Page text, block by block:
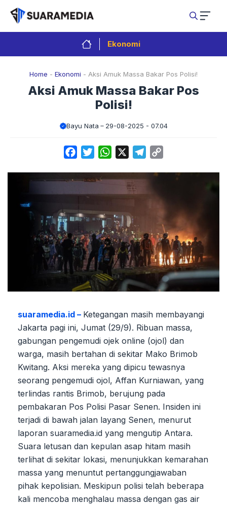
Langsung
isi
Ekonomi
Home - Ekonomi - Aksi Amuk Massa Bakar Pos Polisi!
Aksi Amuk Massa Bakar Pos
Polisi!
Bayu Nata 29-08-2025 - 07.04
FacebookTwitterWhatsApp Telegram
suaramedia.id – Ketegangan masih membayangi
Jakarta pagi ini, Jumat (29/9). Ribuan massa,
gabungan pengemudi ojek online (ojol) dan
warga, masih bertahan di sekitar Mako Brimob
Kwitang. Aksi mereka yang dipicu tewasnya
seorang pengemudi ojol, Affan Kurniawan, yang
terlindas rantis Brimob, berujung pada
pembakaran Pos Polisi Pasar Senen. Insiden ini
terjadi di bawah jalan layang Senen, menurut
laporan suaramedia.id yang mengutip Antara.
Suara letusan dan kepulan asap hitam masih
terlihat di sekitar lokasi, menunjukkan kemarahan
massa yang menuntut pertanggungjawaban
pihak kepolisian. Meskipun polisi telah beberapa
kali mencoba menghalau massa dengan gas air